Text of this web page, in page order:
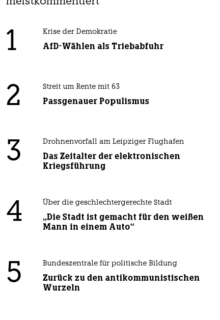
1 Krise der Demokratie
AfD-Wählen als Triebabfuhr
2 Streit um Rente mit 63
Passgenauer Populismus
3 Drohnenvorfall am Leipziger Flughafen
Das Zeitalter der elektronischen
Kriegsführung
4 Über die geschlechtergerechte Stadt
„Die Stadt ist gemacht für den weißen
Mann in einem Auto“
5 Bundeszentrale für politische Bildung
Zurück zu den antikommunistischen
Wurzeln